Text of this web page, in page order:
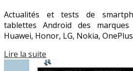
Actualités et tests de
tablettes Android des marques
Huawei, Honor, LG, Nokia,
Lire la suite